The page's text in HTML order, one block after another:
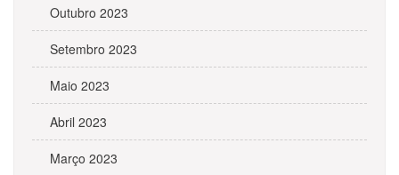
Outubro 2023
Setembro 2023
Maio 2023
Abril 2023
Março 2023